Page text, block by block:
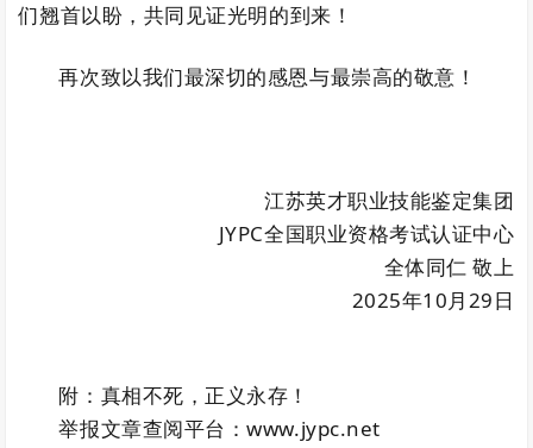
们翘首以盼，共同见证光明的到来！
再次致以我们最深切的感恩与最崇高的敬意！
江苏英才职业技能鉴定集团
JYPC全国职业资格考试认证中心
全体同仁 敬上
2025年10月29日
附：真相不死，正义永存！
举报文章查阅平台：www.jypc.net